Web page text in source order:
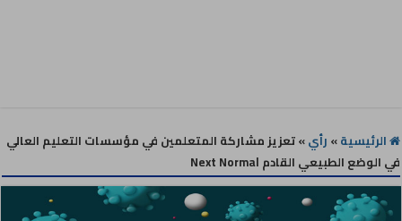
الرئيسية» رأي»تعزيز مشاركة المتعلمين في مؤسسات التعليم العالي
في الوضع الطبيعي القادم Next Normal